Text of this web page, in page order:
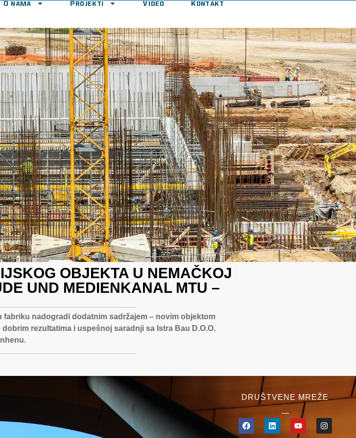
O nama Projekti Video Kontakt
OBJEKTA U NEMAČKOJ
UND MEDIENKANAL MTU –
nadogradi dodatnim sadržajem – novim objektom
rezultatima i uspešnoj saradnji sa Istra Bau D.O.O.
DRUŠTVENE MREŽE